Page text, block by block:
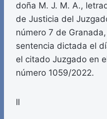
doña M. J. M. A.,
de Justicia del
número 7 de
sentencia dictada el
el citado Juzgado en
número 1059/2022.
II